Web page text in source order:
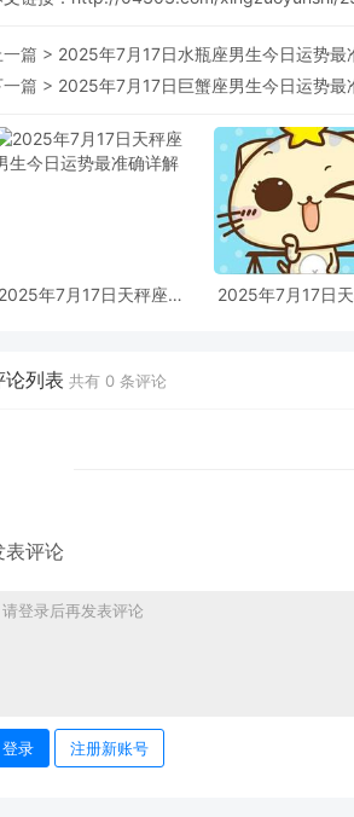
一篇 > 2025年7月17日水瓶座男生今日运势最
一篇 > 2025年7月17日巨蟹座男生今日运势最
2025年7月17日天秤座男
2025年7月17日
论列表 共有 0 条评论
表评论
登录 注册新账号